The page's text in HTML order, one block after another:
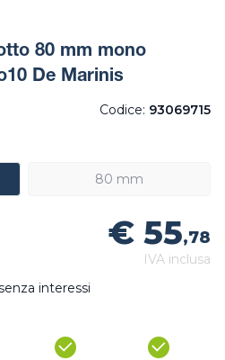
80 mm mono
De Marinis
Codice: 93069715
80 mm
€ 55,78
IVA inclusa
interessi